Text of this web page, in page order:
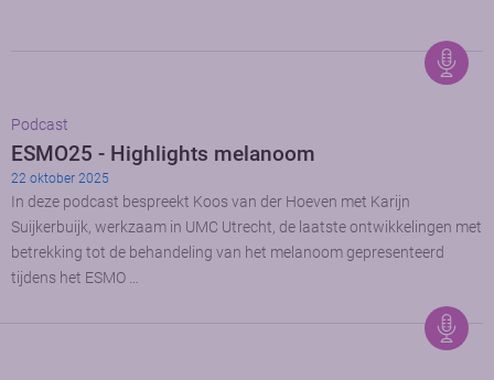
Podcast
ESMO25 - Highlights melanoom
22 oktober 2025
In deze podcast bespreekt Koos van der Hoeven met Karijn
Suijkerbuijk, werkzaam in UMC Utrecht, de laatste ontwikkelingen met
betrekking tot de behandeling van het melanoom gepresenteerd
tijdens het ESMO …